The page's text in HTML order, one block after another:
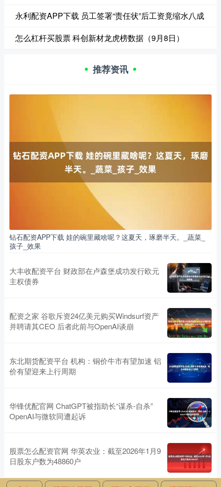
永利配资APP下载 员工签署“责任状”后工资竟缩水八成
怎么杠杆买股票 科创新材龙虎榜数据（9月8日）
推荐资讯
钻石配资APP下载 娃的碗里藏啥呢？这夏天，琢磨半天。_蔬菜_
孩子_效果
大丰收配资平台 财政部在卢森堡成功发行欧元
主权债券
配资之家 谷歌斥资24亿美元购买Windsurf资产
并聘请其CEO 后者此前与OpenAI谈崩
东北期货配资平台 机构：铜价牛市有望加速 铝
价有望迎来上行周期
华锋优配官网 ChatGPT被指助长“谋杀-自杀”
OpenAI与微软同遭起诉
股票怎么配资官网 华英农业：截至2026年1月9
日股东户数为48860户